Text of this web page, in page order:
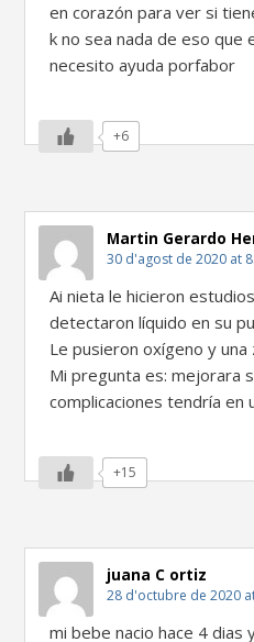
en corazón para ver si
k no sea nada de eso que
necesito ayuda porfabor
+6
Martin Gerardo
30 d'agost de 2020 at
Ai nieta le hicieron
detectaron líquido en su
Le pusieron oxígeno y
Mi pregunta es: mejorara
complicaciones tendría en
+15
juana C ortiz
28 d'octubre de 2020
mi bebe nacio hace 4 dias